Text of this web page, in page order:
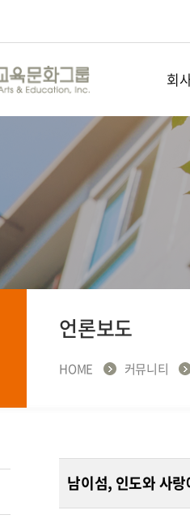
회
남이섬
언론보도
HOME 커뮤니티
남이섬, 인도와 사